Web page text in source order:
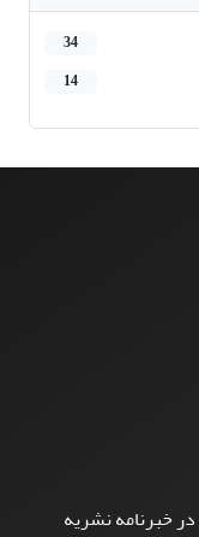
34
14
خبرنامه نشریه